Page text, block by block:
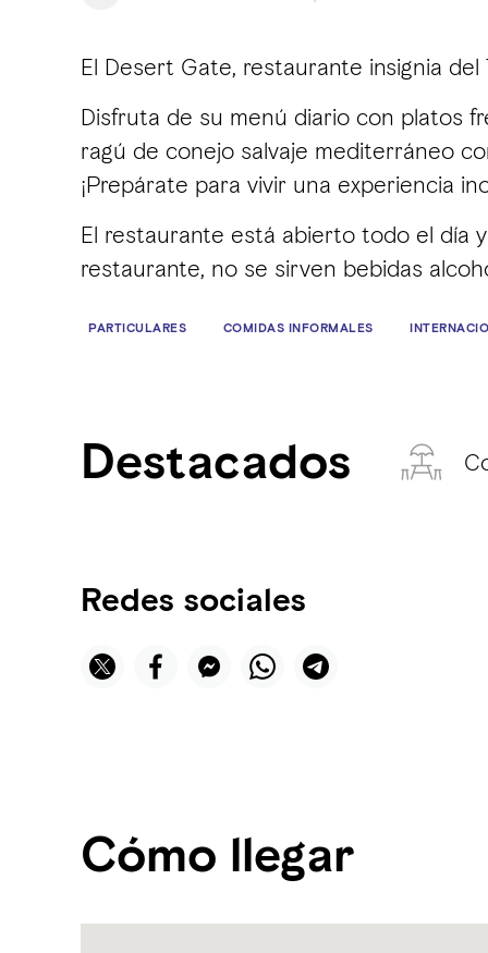
El Desert Gate, restaurante insignia
Disfruta de su menú diario con platos
ragú de conejo salvaje mediterráneo
¡Prepárate para vivir una experiencia
El restaurante está abierto todo el día
restaurante, no se sirven bebidas
PARTICULARES COMIDAS INFORMALES
Destacados
Redes sociales
Cómo llegar